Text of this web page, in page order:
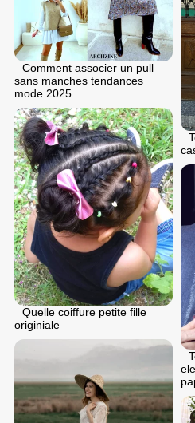
Comment associer un pull
sans manches tendances
mode 2025
Quelle coiffure petite fille
originiale